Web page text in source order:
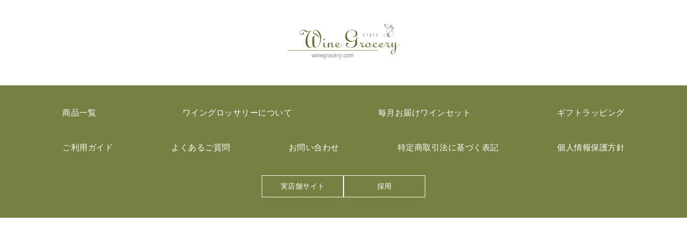
商品一覧 ワイングロッサリーについて 毎月お届けワインセット ギフトラッピング
ご利用ガイド よくあるご質問 お問い合わせ 特定商取引法に基づく表記 個人情報保護方針
実店舗サイト 採用